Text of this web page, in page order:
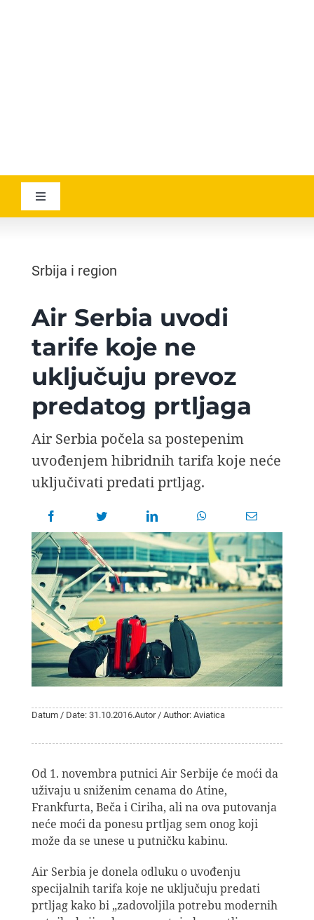
Toggle
Navigation
GEOGRAPHICA
AVIOPEDIA
SPECIJAL
FOTO PRIČA
TEMA
AGENT
Search
for:
Srbija i region
Air Serbia uvodi
tarife koje ne
uključuju prevoz
predatog prtljaga
Air Serbia počela sa postepenim
uvođenjem hibridnih tarifa koje neće
uključivati predati prtljag.
Datum / Date: 31.10.2016.Autor / Author: Aviatica
Od 1. novembra putnici Air Serbije će moći da
uživaju u sniženim cenama do Atine,
Frankfurta, Beča i Ciriha, ali na ova putovanja
neće moći da ponesu prtljag sem onog koji
može da se unese u putničku kabinu.
Air Serbia je donela odluku o uvođenju
specijalnih tarifa koje ne uključuju predati
prtljag kako bi „zadovoljila potrebu modernih